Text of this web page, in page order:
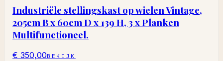
Industriële stellingskast op wielen Vintage,
205cm B x 60cm D x 139 H, 3 x Planken
Multifunctioneel.
€ 350,00BEKIJK